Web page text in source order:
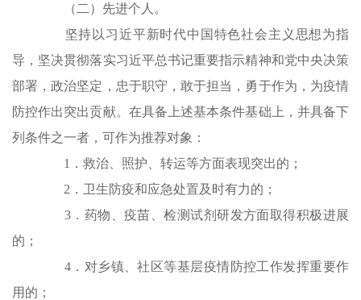
（二）先进个人。
坚持以习近平新时代中国特色社会主义思想为指
导，坚决贯彻落实习近平总书记重要指示精神和党中央决策
部署，政治坚定，忠于职守，敢于担当，勇于作为，为疫情
防控作出突出贡献。在具备上述基本条件基础上，并具备下
列条件之一者，可作为推荐对象：
1．救治、照护、转运等方面表现突出的；
2．卫生防疫和应急处置及时有力的；
3．药物、疫苗、检测试剂研发方面取得积极进展
的；
4．对乡镇、社区等基层疫情防控工作发挥重要作
用的；